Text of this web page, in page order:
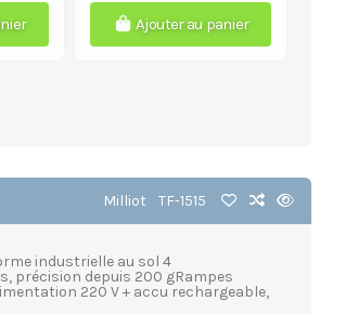
Ajouter au panier
Milliot TF-1515
industrielle au sol 4
précision depuis 200 gRampes
220 V + accu rechargeable,